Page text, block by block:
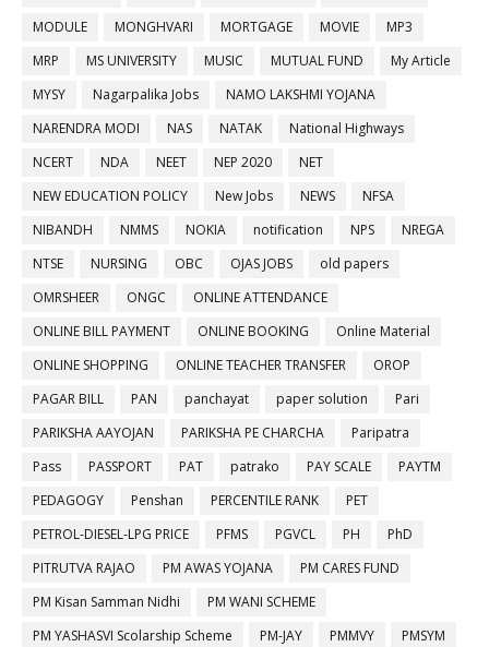
MODULE
MONGHVARI MORTGAGE MOVIE
MP3
MRP
MS UNIVERSITY MUSIC MUTUAL FUND
My Article
MYSY
Nagarpalika Jobs
NAMO LAKSHMI YOJANA
NARENDRA MODI
NAS NATAK
National Highways
NCERT
NDA NEET NEP 2020
NET
NEW EDUCATION POLICY
New Jobs NEWS
NFSA
NIBANDH
NMMS NOKIA notification NPS
NREGA
NTSE
NURSING OBC OJAS JOBS
old papers
OMRSHEER
ONGC
ONLINE ATTENDANCE
ONLINE BILL PAYMENT
ONLINE BOOKING
Online Material
ONLINE SHOPPING
ONLINE TEACHER TRANSFER
OROP
PAGAR BILL
PAN panchayat paper solution
Pari
PARIKSHA AAYOJAN
PARIKSHA PE CHARCHA
Paripatra
Pass
PASSPORT PAT patrako PAY SCALE
PAYTM
PEDAGOGY
Penshan PERCENTILE RANK
PET
PETROL-DIESEL-LPG PRICE
PFMS PGVCL PH
PhD
PITRUTVA RAJAO
PM AWAS YOJANA
PM CARES FUND
PM Kisan Samman Nidhi
PM WANI SCHEME
PM YASHASVI Scolarship Scheme
PM-JAY PMMVY
PMSYM